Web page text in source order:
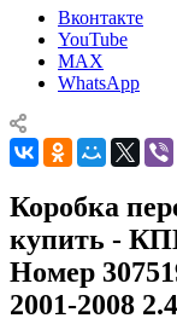
Вконтакте
YouTube
MAX
WhatsApp
Коробка
купить -
Номер
2001-2008